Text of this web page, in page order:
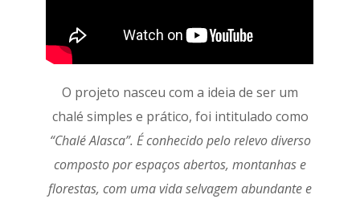
O projeto nasceu com a ideia de ser um
chalé simples e prático, foi intitulado como
“Chalé Alasca”. Éconhecido pelo relevo diverso
composto por espaços abertos, montanhas e
florestas, com uma vida selvagem abundante e